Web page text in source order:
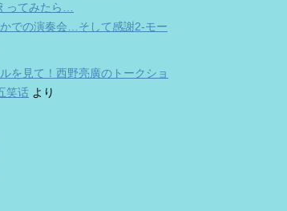
ってみたら…
での演奏会…そして感謝2-モー
を見て！西野亮廣のトークショ
笑话 より